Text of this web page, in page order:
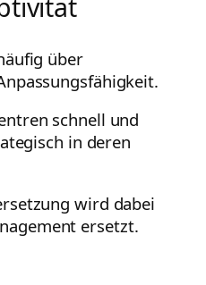
über
schnell und
in deren
wird dabei
ersetzt.